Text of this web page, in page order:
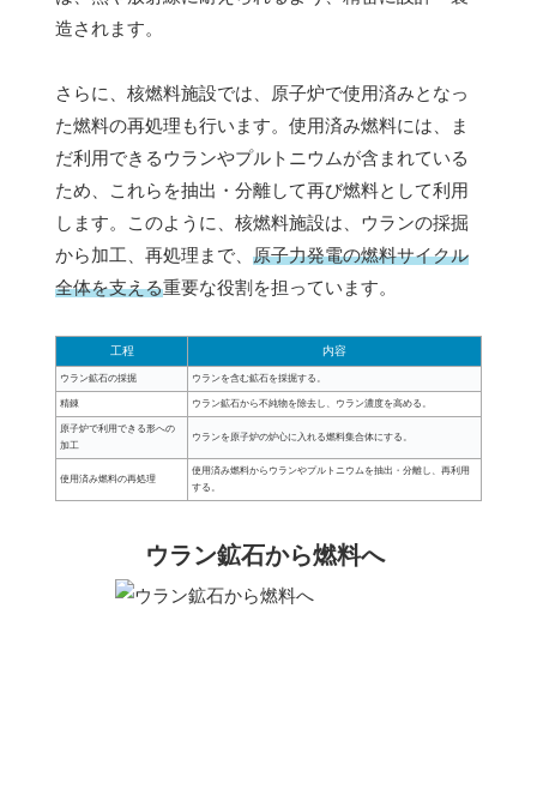
造されます。
さらに、核燃料施設では、原子炉で使用済みとなっ
た燃料の再処理も行います。使用済み燃料には、ま
だ利用できるウランやプルトニウムが含まれている
ため、これらを抽出・分離して再び燃料として利用
します。このように、核燃料施設は、ウランの採掘
から加工、再処理まで、 原子力発電の燃料サイクル
全体を支える重要な役割を担っています。
工程 内容
ウラン鉱石の採掘 ウランを含む鉱石を採掘する。
精錬 ウラン鉱石から不純物を除去し、ウラン濃度を高める。
原子炉で利用できる形への
加工
ウランを原子炉の炉心に入れる燃料集合体にする。
使用済み燃料の再処理
使用済み燃料からウランやプルトニウムを抽出・分離し、再利用
する。
ウラン鉱石から燃料へ